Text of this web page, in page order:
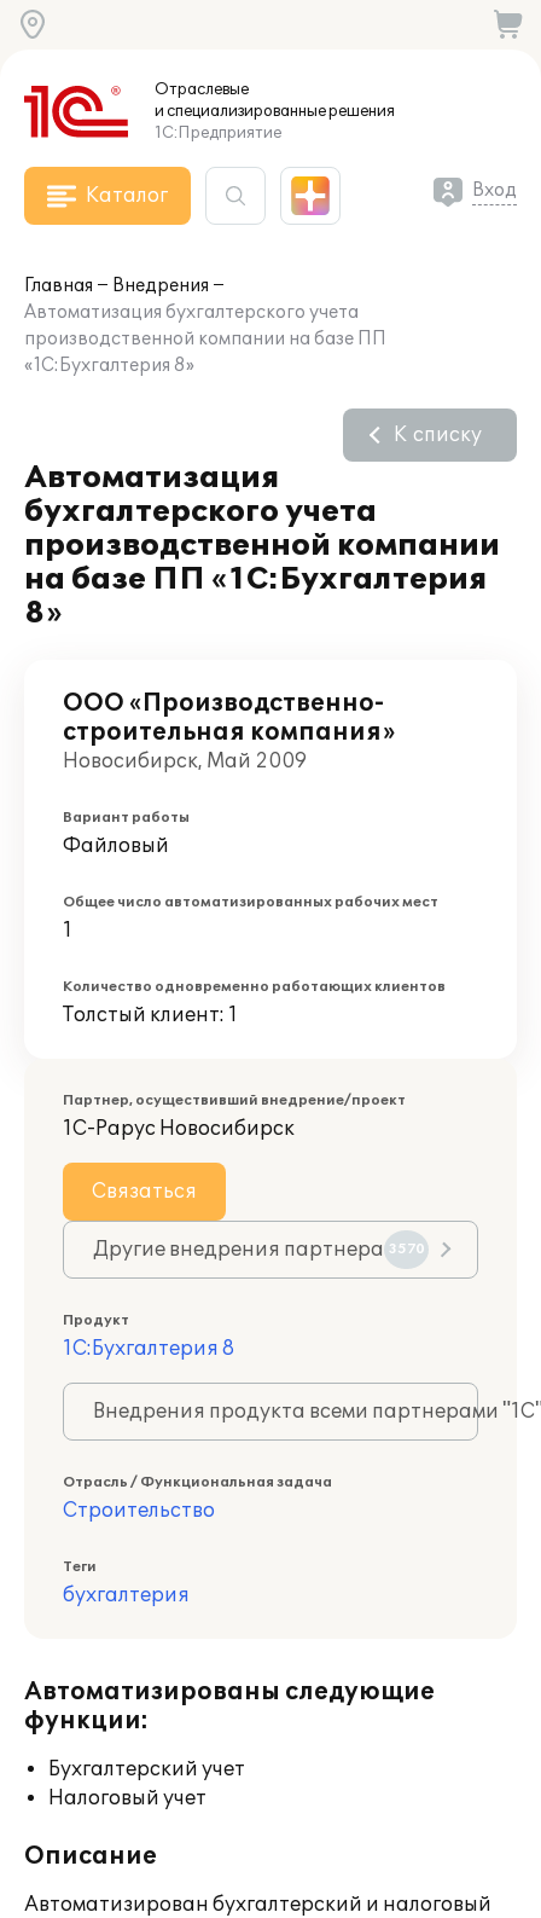
Отраслевые
и специализированныерешения
1С:Предприятие
Каталог Вход
Главная
Внедрения
Автоматизация бухгалтерского учета
производственной компании на базе ПП
«1С:Бухгалтерия 8»
Автоматизация
бухгалтерского учета
производственной компании
на базе ПП «1С:Бухгалтерия
8»
К списку
ООО «Производственно-
строительная компания»
Новосибирск, Май 2009
Вариант работы
Файловый
Общее число автоматизированных рабочих мест
1
Количество одновременно работающих клиентов
Толстый клиент: 1
Партнер, осуществивший внедрение/проект
1С-Рарус Новосибирск
Связаться
Другие внедрения партнера 3570
Продукт
1С:Бухгалтерия 8
Внедрения продукта всеми партнерами
Отрасль / Функциональная задача
Строительство
Теги
бухгалтерия
Автоматизированы следующие
функции:
Бухгалтерский учет
Налоговый учет
Описание
Автоматизирован бухгалтерский и налоговый